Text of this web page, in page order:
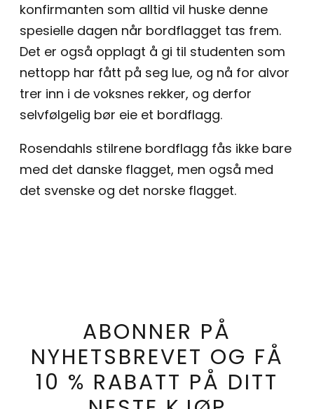
konfirmanten som alltid vil huske denne
spesielle dagen når bordflagget tas frem.
Det er også opplagt å gi til studenten som
nettopp har fått på seg lue, og nå for alvor
trer inn i de voksnes rekker, og derfor
selvfølgelig bør eie et bordflagg.
Rosendahls stilrene bordflagg fås ikke bare
med det danske flagget, men også med
det svenske og det norske flagget.
ABONNER PÅ
NYHETSBREVET OG FÅ
10 % RABATT PÅ DITT